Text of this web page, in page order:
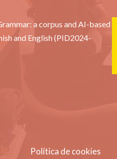
a corpus and AI-based
and English (PID2024-
Política de cookies